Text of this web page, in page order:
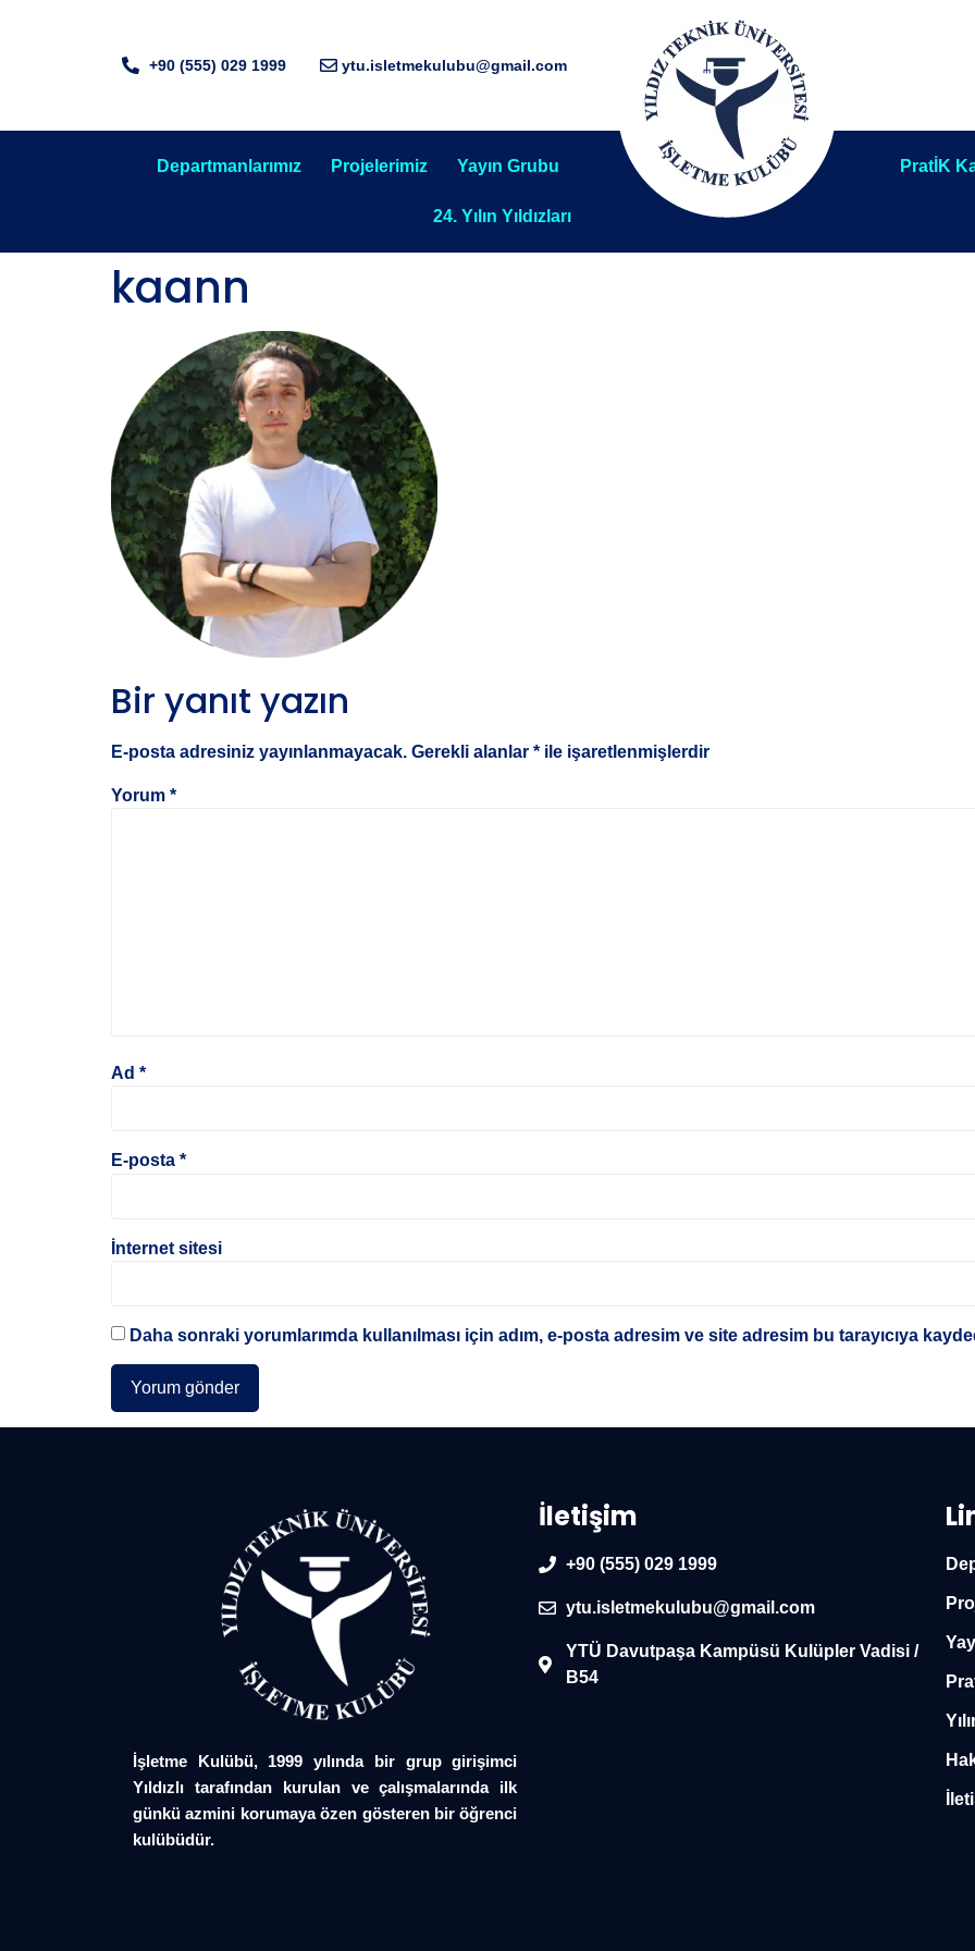
+90 (555) 029 1999 ytu.isletmekulubu@gmail.com
Departmanlarımız Projelerimiz Yayın Grubu
24. Yılın Yıldızları
PratİK
kaann
Bir yanıt yazın
E-posta adresiniz yayınlanmayacak. Gerekli alanlar * ile işaretlenmişlerdir
Yorum *
Ad *
E-posta *
İnternet sitesi
Daha sonraki yorumlarımda kullanılması için adım, e-posta adresim ve site adresim bu tarayıcıya
İşletme Kulübü, 1999 yılında bir grup girişimci
Yıldızlı tarafından kurulan ve çalışmalarında ilk
günkü azmini korumaya özen gösteren bir öğrenci
kulübüdür.
İletişim
+90 (555) 029 1999
ytu.isletmekulubu@gmail.com
YTÜ Davutpaşa Kampüsü Kulüpler Vadisi /
B54